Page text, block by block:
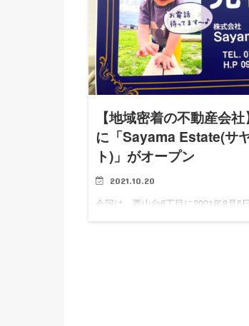
【地域密着の不動産会
に「Sayama Estate(サ
ト)」がオープン
2021.10.20
今回は、西山台6丁目に2021年8月5